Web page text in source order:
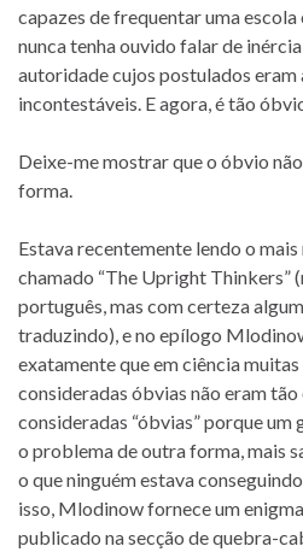
capazes de frequentar uma
nunca tenha ouvido falar de
autoridade cujos postulados eram
incontestáveis. E agora, é tão
Deixe-me mostrar que o óbvio
forma.
Estava recentemente lendo o
chamado “The Upright Thinkers”
português, mas com certeza
traduzindo), e no epílogo
exatamente que em ciência
consideradas óbvias não eram tão
consideradas “óbvias” porque
o problema de outra forma, mais
o que ninguém estava
isso, Mlodinow fornece um
publicado na secção de quebra-